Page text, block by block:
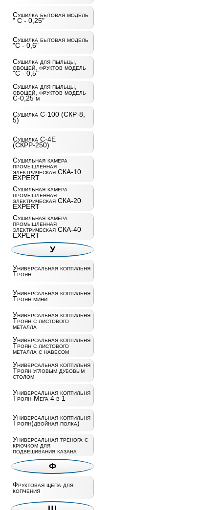
Сушилка бытовая модель
" С - 0,25"
Сушилка бытовая модель
"С - 0,6"
Сушилка для пыльцы,
овощей, фруктов модель
"С - 0,5"
Сушилка для пыльцы,
овощей, фруктов модель
С-0,25 м
Сушилка С-100 (СКР-8,
5)
Сушилка С-4Е
(СКРР-250)
Сушильная камера
промышленная
электрическая СКА-10
EXPERT
Сушильная камера
промышленная
электрическая СКА-20
EXPERT
Сушильная камера
промышленная
электрическая СКА-40
EXPERT
У
Универсальная коптильня
Троян
Универсальная коптильня
Троян мини
Универсальная коптильня
Троян с листового
металла
Универсальная коптильня
Троян с листового
металла с навесом
Универсальная коптильня
Троян угловым дубовым
столом
Универсальная коптильня
Троян-Мега 4 в 1
Универсальная коптильня
Троян(двойная полка)
Универсальная тренога с
крючком для
подвешивания казана
Ф
Фруктовая щепа для
копчения